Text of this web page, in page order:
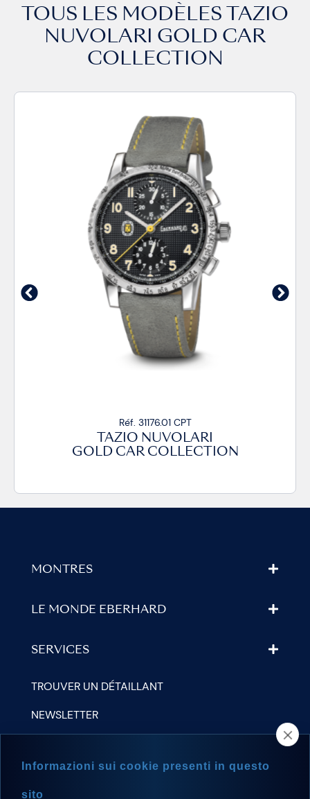
TOUS LES MODÈLES TAZIO
NUVOLARI GOLD CAR
COLLECTION
Réf. 31176.01 CPT
TAZIO NUVOLARI
GOLD CAR COLLECTION
MONTRES
LE MONDE EBERHARD
SERVICES
TROUVER UN DÉTAILLANT
NEWSLETTER
Informazioni sui cookie presenti in questo
sito